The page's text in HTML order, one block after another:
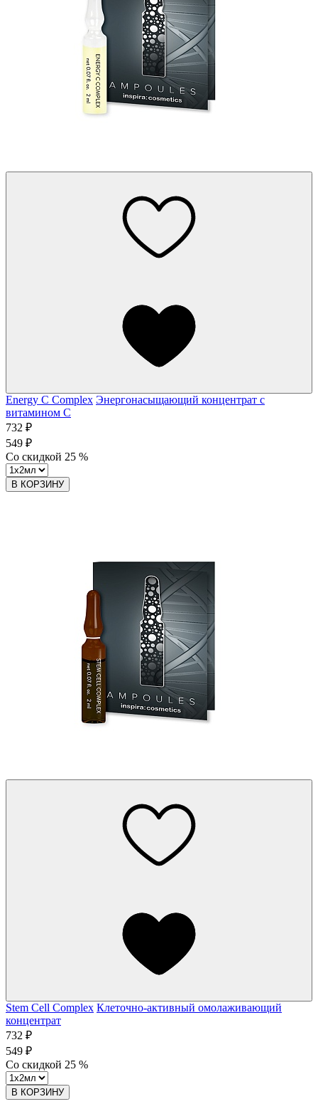
Energy C Complex Энергонасыщающий концентрат с
витамином C
732 ₽
549 ₽
Со скидкой 25 %
В КОРЗИНУ
Stem Cell Complex Клеточно-активный омолаживающий
концентрат
732 ₽
549 ₽
Со скидкой 25 %
В КОРЗИНУ